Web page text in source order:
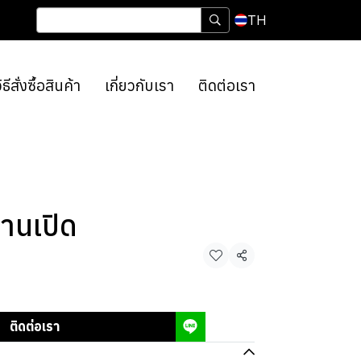
TH
สั่งซื้อสินค้า เกี่ยวกับเรา ติดต่อเรา
นเปิด
แชร์
ติดต่อเรา